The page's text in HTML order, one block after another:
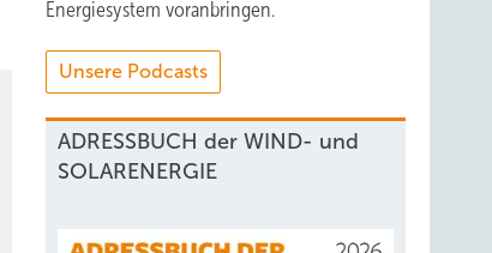
Energiesystem voranbringen.
Unsere Podcasts
ADRESSBUCH der WIND- und
SOLARENERGIE